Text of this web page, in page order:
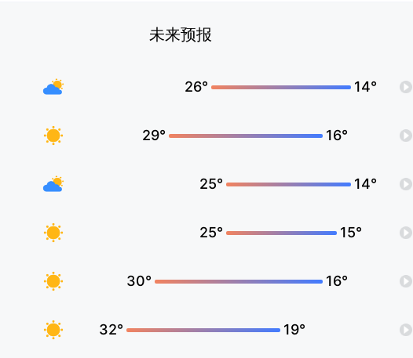
未来预报
26° 14°
29° 16°
25° 14°
25° 15°
30° 16°
32° 19°